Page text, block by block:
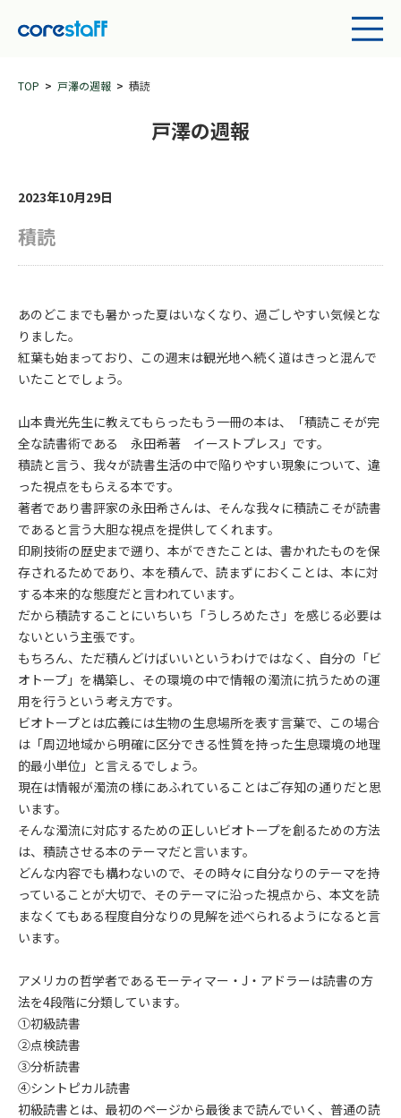
TOP 戸澤の週報 積読
戸澤の週報
2023年10月29日
積読
あのどこまでも暑かった夏はいなくなり、過ごしやすい気候とな
りました。
紅葉も始まっており、この週末は観光地へ続く道はきっと混んで
いたことでしょう。
山本貴光先生に教えてもらったもう一冊の本は、「積読こそが完
全な読書術である 永田希著 イーストプレス」です。
積読と言う、我々が読書生活の中で陥りやすい現象について、違
った視点をもらえる本です。
著者であり書評家の永田希さんは、そんな我々に積読こそが読書
であると言う大胆な視点を提供してくれます。
印刷技術の歴史まで遡り、本ができたことは、書かれたものを保
存されるためであり、本を積んで、読まずにおくことは、本に対
する本来的な態度だと言われています。
だから積読することにいちいち「うしろめたさ」を感じる必要は
ないという主張です。
もちろん、ただ積んどけばいいというわけではなく、自分の「ビ
オトープ」を構築し、その環境の中で情報の濁流に抗うための運
用を行うという考え方です。
ビオトープとは広義には生物の生息場所を表す言葉で、この場合
は「周辺地域から明確に区分できる性質を持った生息環境の地理
的最小単位」と言えるでしょう。
現在は情報が濁流の様にあふれていることはご存知の通りだと思
います。
そんな濁流に対応するための正しいビオトープを創るための方法
は、積読させる本のテーマだと言います。
どんな内容でも構わないので、その時々に自分なりのテーマを持
っていることが大切で、そのテーマに沿った視点から、本文を読
まなくてもある程度自分なりの見解を述べられるようになると言
います。
アメリカの哲学者であるモーティマー・J・アドラーは読書の方
法を4段階に分類しています。
①初級読書
②点検読書
③分析読書
④シントピカル読書
初級読書とは、最初のページから最後まで読んでいく、普通の読